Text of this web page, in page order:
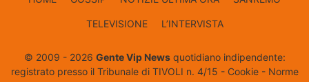
TELEVISIONE L’INTERVISTA
© 2009 - 2026 Gente Vip Newsquotidiano indipendente:
registrato presso il Tribunale di TIVOLI n. 4/15 - Cookie- Norme